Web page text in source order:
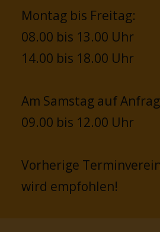
Montag bis Freitag:
08.00 bis 13.00 Uhr
14.00 bis 18.00 Uhr
Am Samstag auf
09.00 bis 12.00 Uhr
Vorherige
wird empfohlen!